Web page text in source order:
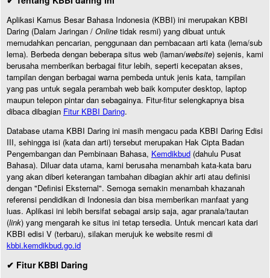
Aplikasi Kamus Besar Bahasa Indonesia (KBBI) ini merupakan KBBI
Daring (Dalam Jaringan / Online tidak resmi) yang dibuat untuk
memudahkan pencarian, penggunaan dan pembacaan arti kata (lema/sub
lema). Berbeda dengan beberapa situs web (laman/website) sejenis, kami
berusaha memberikan berbagai fitur lebih, seperti kecepatan akses,
tampilan dengan berbagai warna pembeda untuk jenis kata, tampilan
yang pas untuk segala perambah web baik komputer desktop, laptop
maupun telepon pintar dan sebagainya. Fitur-fitur selengkapnya bisa
dibaca dibagian Fitur KBBI Daring.
Database utama KBBI Daring ini masih mengacu pada KBBI Daring Edisi
III, sehingga isi (kata dan arti) tersebut merupakan Hak Cipta Badan
Pengembangan dan Pembinaan Bahasa, Kemdikbud (dahulu Pusat
Bahasa). Diluar data utama, kami berusaha menambah kata-kata baru
yang akan diberi keterangan tambahan dibagian akhir arti atau definisi
dengan "Definisi Eksternal". Semoga semakin menambah khazanah
referensi pendidikan di Indonesia dan bisa memberikan manfaat yang
luas. Aplikasi ini lebih bersifat sebagai arsip saja, agar pranala/tautan
(link) yang mengarah ke situs ini tetap tersedia. Untuk mencari kata dari
KBBI edisi V (terbaru), silakan merujuk ke website resmi di
kbbi.kemdikbud.go.id
✔ Fitur KBBI Daring